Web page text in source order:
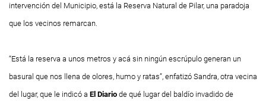
intervención del Municipio, está la Reserva Natural de Pilar, una paradoja
que los vecinos remarcan.
“Está la reserva a unos metros y acá sin ningún escrúpulo generan un
basural que nos llena de olores, humo y ratas”, enfatizó Sandra, otra vecina
del lugar, que le indicó a El Diario de qué lugar del baldío invadido de